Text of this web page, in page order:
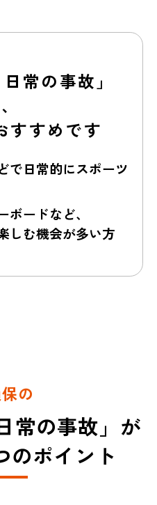
常の事故」
すすめです
で日常的にスポーツ
ボードなど、
しむ機会が多い方
の
常の事故」が
のポイント